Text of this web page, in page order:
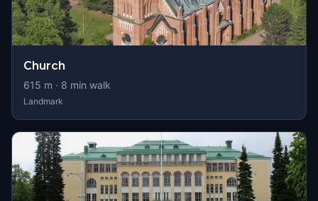
Church
615 m · 8 min walk
Landmark